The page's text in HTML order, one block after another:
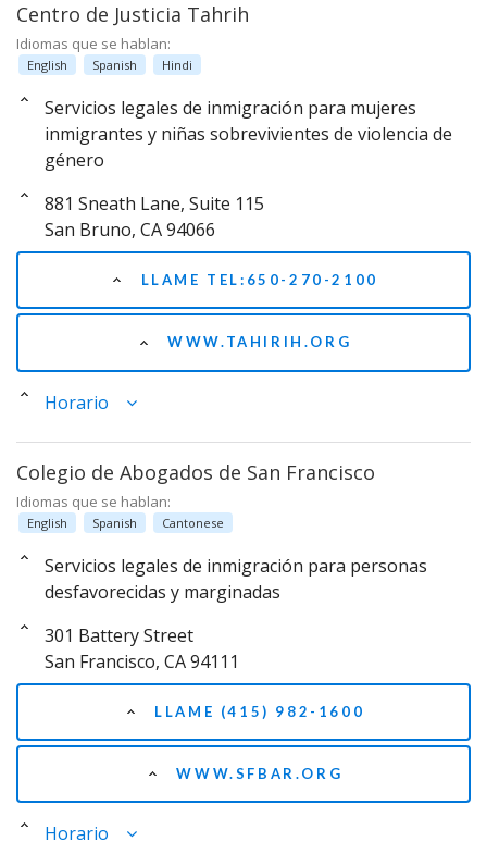
Centro de Justicia Tahrih
Idiomas que se hablan:
English Spanish Hindi
Servicios legales de inmigración para mujeres
inmigrantes y niñas sobrevivientes de violencia de
género
881 Sneath Lane, Suite 115
San Bruno, CA 94066
LLAME TEL:650-270-2100
WWW.TAHIRIH.ORG
Horario
Colegio de Abogados de San Francisco
Idiomas que se hablan:
English Spanish Cantonese
Servicios legales de inmigración para personas
desfavorecidas y marginadas
301 Battery Street
San Francisco, CA 94111
LLAME (415) 982-1600
WWW.SFBAR.ORG
Horario